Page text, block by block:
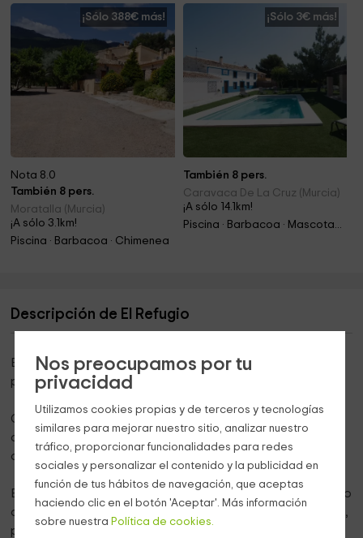
Nos preocupamos por tu
privacidad
Utilizamos cookies propias y de terceros y tecnologías
similares para mejorar nuestro sitio, analizar nuestro
tráfico, proporcionar funcionalidades para redes
sociales y personalizar el contenido y la publicidad en
función de tus hábitos de navegación, que aceptas
haciendo clic en el botón 'Aceptar'. Más información
sobre nuestra Política de cookies.
¡Sólo 388€ más!
Nota 8.0
También 8 pers.
Moratalla (Murcia)
¡A sólo 3.1km!
Piscina · Barbacoa · Chimenea
¡Sólo 3€ más!
También 8 pers.
Caravaca De La Cruz (Murcia)
¡A sólo 14.1km!
Piscina · Barbacoa · Mascotas · Chimenea
Descripción de El Refugio
Esta casa rural se encuentra enMoratalla, un pequeño
pueblecito de aromas rústicos a las afueras de
Con capacidad para entre 6 y 8 personas, este
alojamiento es sin duda lo que estabas buscando, a partir
del siguiente punto y aparte van los motivos.
El Refugio forma parte del complejo rural La Caraba
, por lo
que dispone de unas características interiores y exteriores,
perfectas para tus días de vacaciones. Vamos a